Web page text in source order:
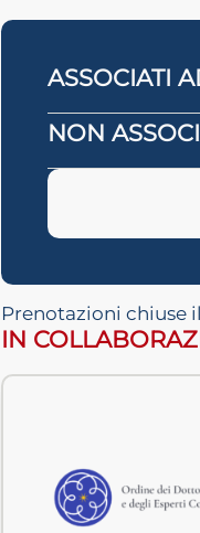
ASSOCIATI
NON
Prenotazioni chiuse
IN